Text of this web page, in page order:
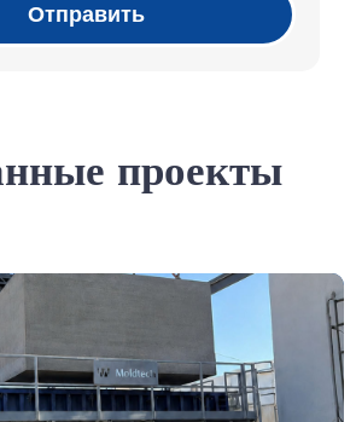
Отправить
проекты